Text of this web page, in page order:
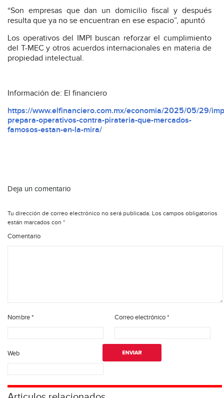
“Son empresas que dan un domicilio fiscal y después
resulta que ya no se encuentran en ese espacio”, apuntó
Los operativos del IMPI buscan reforzar el cumplimiento
del T-MEC y otros acuerdos internacionales en materia de
propiedad intelectual.
Información de: El financiero
https://www.elfinanciero.com.mx/economia/2025/05/29/
prepara-operativos-contra-pirateria-que-mercados-
famosos-estan-en-la-mira/
Deja un comentario
Tu dirección de correo electrónico no será publicada. Los campos obligatorios
están marcados con *
Comentario
Nombre* Correo electrónico*
Web